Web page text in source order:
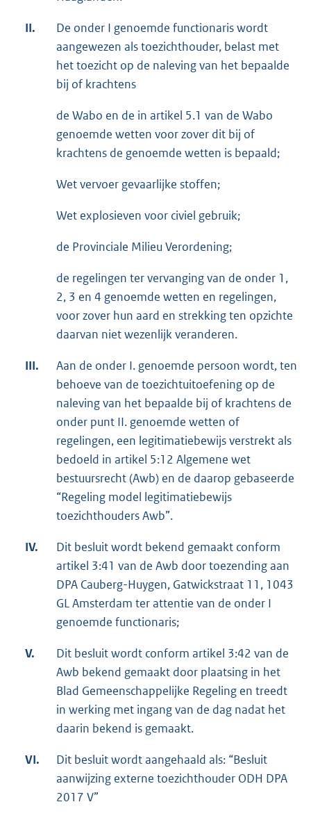
II.
De onder I genoemde functionaris wordt
aangewezen als toezichthouder, belast met
het toezicht op de naleving van het bepaalde
bij of krachtens
de Wabo en de in artikel 5.1 van de Wabo
genoemde wetten voor zover dit bij of
krachtens de genoemde wetten is bepaald;
Wet vervoer gevaarlijke stoffen;
Wet explosieven voor civiel gebruik;
de Provinciale Milieu Verordening;
de regelingen ter vervanging van de onder 1,
2, 3 en 4 genoemde wetten en regelingen,
voor zover hun aard en strekking ten opzichte
daarvan niet wezenlijk veranderen.
III.
Aan de onder I. genoemde persoon wordt, ten
behoeve van de toezichtuitoefening op de
naleving van het bepaalde bij of krachtens de
onder punt II. genoemde wetten of
regelingen, een legitimatiebewijs verstrekt als
bedoeld in artikel 5:12 Algemene wet
bestuursrecht (Awb) en de daarop gebaseerde
“Regeling model legitimatiebewijs
toezichthouders Awb”.
IV.
Dit besluit wordt bekend gemaakt conform
artikel 3:41 van de Awb door toezending aan
DPA Cauberg-Huygen, Gatwickstraat 11, 1043
GL Amsterdam ter attentie van de onder I
genoemde functionaris;
V.
Dit besluit wordt conform artikel 3:42 van de
Awb bekend gemaakt door plaatsing in het
Blad Gemeenschappelijke Regeling en treedt
in werking met ingang van de dag nadat het
daarin bekend is gemaakt.
VI.
Dit besluit wordt aangehaald als: “Besluit
aanwijzing externe toezichthouder ODH DPA
2017 V”